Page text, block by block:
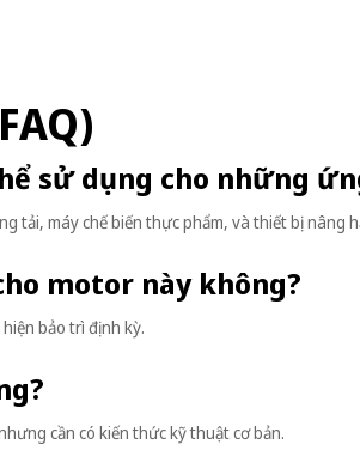
sử dụng cho những
tải, máy chế biến thực phẩm, và thiết bị nâng
motor này không?
bảo trì định kỳ.
cần có kiến thức kỹ thuật cơ bản.